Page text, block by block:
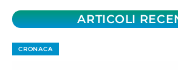
ARTICOLI
CRONACA